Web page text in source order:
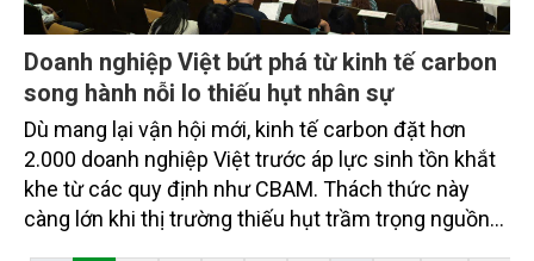
Doanh nghiệp Việt bứt phá từ kinh tế carbon
song hành nỗi lo thiếu hụt nhân sự
Dù mang lại vận hội mới, kinh tế carbon đặt hơn
2.000 doanh nghiệp Việt trước áp lực sinh tồn khắt
khe từ các quy định như CBAM. Thách thức này
càng lớn khi thị trường thiếu hụt trầm trọng nguồn